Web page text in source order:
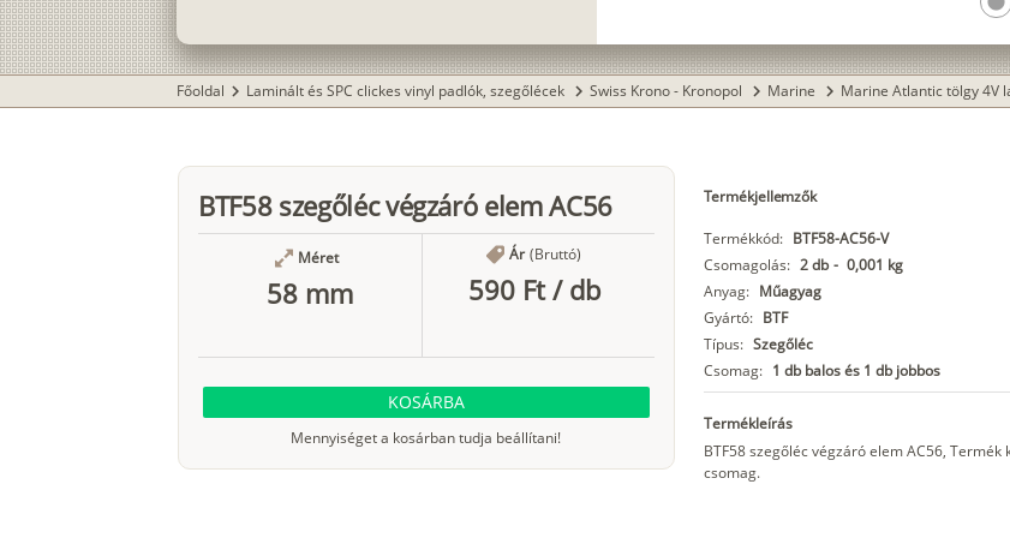
Főoldal chevron_right Laminált és SPC clickes vinyl padlók, szegőlécek chevron_right Swiss Krono - Kronopol chevron_right Marine chevron_right Marine Atlantic tölgy 4V
BTF58 szegőléc végzáró elem AC56
Méret
58 mm
Ár (Bruttó)
590 Ft/ db
KOSÁRBA
Mennyiséget a kosárban tudja beállítani!
Termékjellemzők
Termékkód: BTF58-AC56-V
Csomagolás: 2 db - 0,001 kg
Anyag: Műagyag
Gyártó: BTF
Típus: Szegőléc
Csomag: 1 db balos és 1 db jobbos
Termékleírás
BTF58 szegőléc végzáró elem AC56, Termék
csomag.